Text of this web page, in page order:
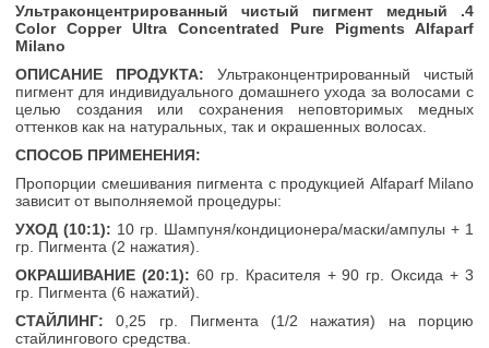
Ультраконцентрированный чистый пигмент медный .4
Color Copper Ultra Concentrated Pure Pigments Alfaparf
Milano
ОПИСАНИЕ ПРОДУКТА: Ультраконцентрированный чистый
пигмент для индивидуального домашнего ухода за волосами с
целью создания или сохранения неповторимых медных
оттенков как на натуральных, так и окрашенных волосах.
СПОСОБ ПРИМЕНЕНИЯ:
Пропорции смешивания пигмента с продукцией Alfaparf Milano
зависит от выполняемой процедуры:
УХОД (10:1): 10 гр. Шампуня/кондиционера/маски/ампулы + 1
гр. Пигмента (2 нажатия).
ОКРАШИВАНИЕ (20:1): 60 гр. Красителя + 90 гр. Оксида + 3
гр. Пигмента (6 нажатий).
СТАЙЛИНГ: 0,25 гр. Пигмента (1/2 нажатия) на порцию
стайлингового средства.